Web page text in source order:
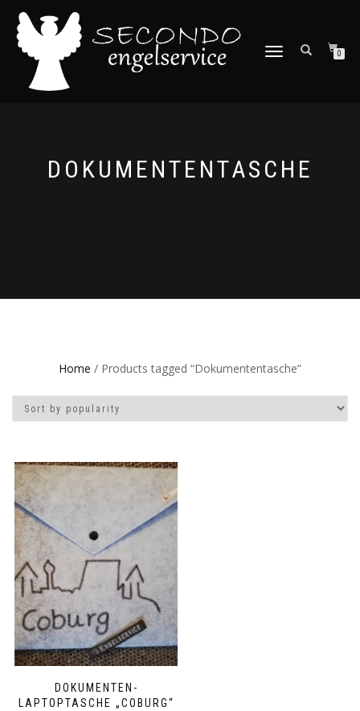
NAVIGATION
0
DOKUMENTENTASCHE
Home / Products tagged “Dokumententasche”
DOKUMENTEN-
LAPTOPTASCHE „COBURG“